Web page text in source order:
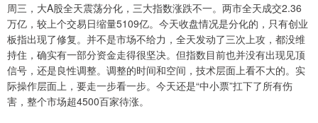
周三，大A股全天震荡分化，三大指数涨跌不一。两市全天成交2.36
万亿，较上个交易日缩量5109亿。今天收盘情况是分化的，只有创业
板指出现了修复。并不是市场不给力，全天发动了三次上攻，都没维
持住，确实有一部分资金走得很坚决。但指数目前也并没有出现见顶
信号，还是良性调整。调整的时间和空间，技术层面上看不大的。实
际操作层面上，要走一步看一步。今天还是“中小票”扛下了所有伤
害，整个市场超4500百家待涨。